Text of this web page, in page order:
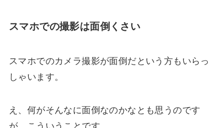
スマホでの撮影は面倒くさい
スマホでのカメラ撮影が面倒だという方もいらっ
しゃいます。
え、何がそんなに面倒なのかなとも思うのです